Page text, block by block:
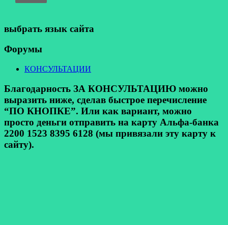
выбрать язык сайта
Форумы
КОНСУЛЬТАЦИИ
Благодарность ЗА КОНСУЛЬТАЦИЮ можно
выразить ниже, сделав быстрое перечисление
“ПО КНОПКЕ”. Или как вариант, можно
просто деньги отправить на карту Альфа-банка
2200 1523 8395 6128 (мы привязали эту карту к
сайту).